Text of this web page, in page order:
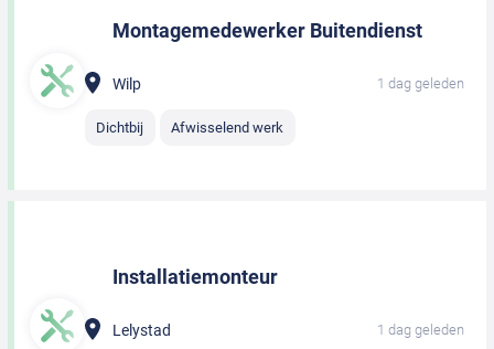
Montagemedewerker Buitendienst
Wilp 1 dag geleden
Dichtbij Afwisselend werk
Installatiemonteur
Lelystad 1 dag geleden